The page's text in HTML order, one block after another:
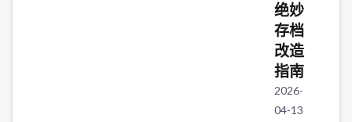
绝妙
存档
改造
指南
2026-
04-13